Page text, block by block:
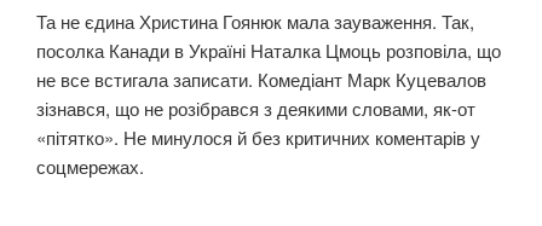
Та не єдина Христина Гоянюк мала зауваження. Так,
посолка Канади в Україні Наталка Цмоць розповіла, що
не все встигала записати. Комедіант Марк Куцевалов
зізнався, що не розібрався з деякими словами, як-от
«пітятко». Не минулося й без критичних коментарів у
соцмережах.